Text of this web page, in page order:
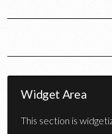
Widget Area
This section is